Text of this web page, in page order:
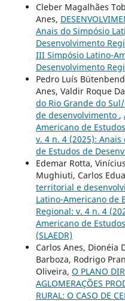
Cleber Magalhães
Anes,
Anais do Simpósio
Desenvolvimento
III Simpósio Latino-
Desenvolvimento
Pedro Luís
Anes, Valdir Roque
do Rio Grande do
de desenvolvimento ,
Americano de
v. 4 n. 4 (2025):
de Estudos de
Edemar Rotta,
Mughiuti, Carlos
territorial e
Latino-Americano de
Regional: v. 4 n. 4
Americano de
(SLAEDR)
Carlos Anes, Dionéia
Barboza, Rodrigo
Oliveira, O PLANO
AGLOMERAÇÕES
RURAL: O CASO DE